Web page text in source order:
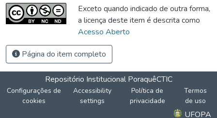
Exceto quando indicado de outra forma,
a licença deste item é descrita como
Acesso Aberto
Página do item completo
Repositório Institucional PoraquêCTIC
Configurações de
cookies
Accessibility
settings
Política de
privacidade
Termos
de uso
UFOPA